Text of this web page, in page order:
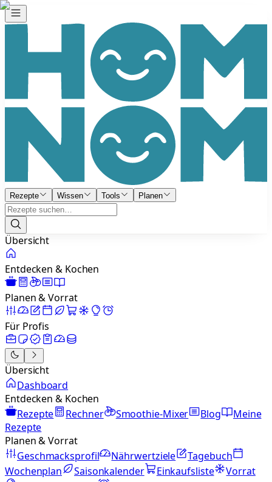
Rezepte Wissen Tools Planen
Übersicht
Entdecken & Kochen
Planen & Vorrat
Für Profis
Übersicht
Dashboard
Entdecken & Kochen
Rezepte
Rechner Smoothie-Mixer Blog
Meine
Rezepte
Planen & Vorrat
Geschmacksprofil
Nährwertziele
Tagebuch
Wochenplan
Saisonkalender Einkaufsliste
Vorrat